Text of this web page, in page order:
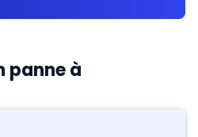
panne à